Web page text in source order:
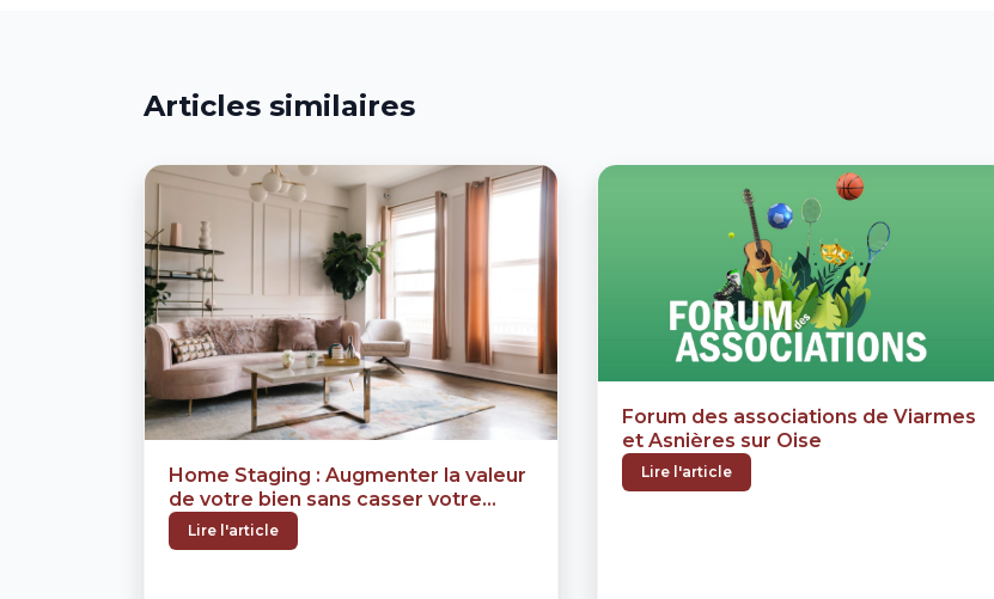
Articles similaires
Home Staging : Augmenter la valeur
de votre bien sans casser votre
tirelire
Lire l'article
Forum des associations de Viarmes
et Asnières sur Oise
Lire l'article